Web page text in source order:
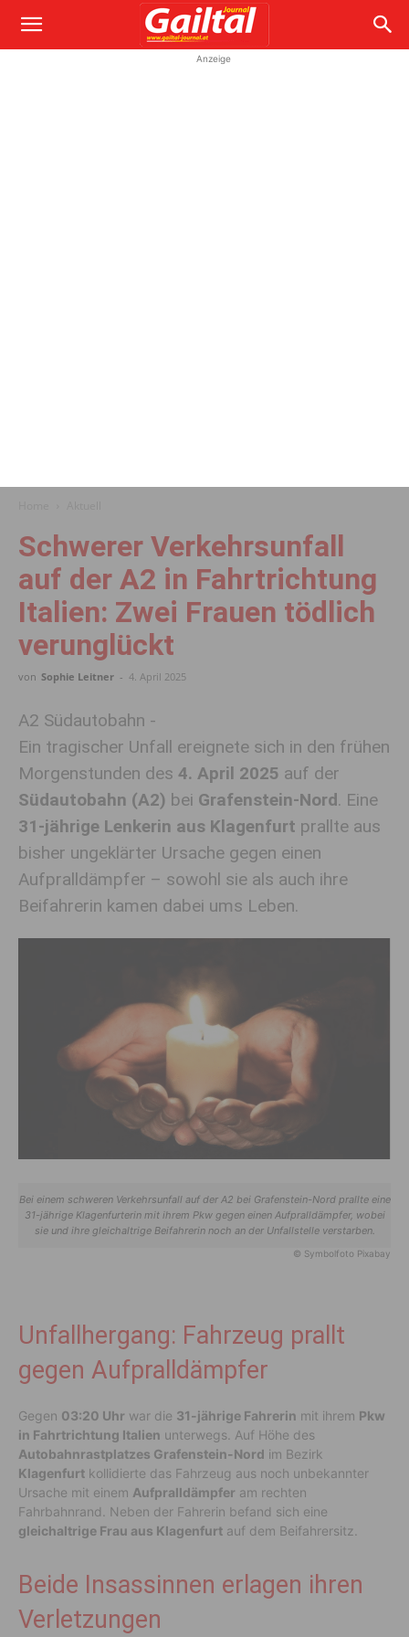
Anzeige
Schwerer Verkehrsunfall
auf der A2 in Fahrtrichtung
Italien: Zwei Frauen tödlich
verunglückt
von Sophie Leitner - 4. April 2025
A2 Südautobahn -
Ein tragischer Unfall ereignete sich in den frühen
Morgenstunden des 4. April 2025 auf der
Südautobahn (A2) bei Grafenstein-Nord. Eine
31-jährige Lenkerin aus Klagenfurt prallte aus
bisher ungeklärter Ursache gegen einen
Aufpralldämpfer – sowohl sie als auch ihre
Beifahrerin kamen dabei ums Leben.
Bei einem schweren Verkehrsunfall auf der A2 bei Grafenstein-Nord prallte eine
31-jährige Klagenfurterin mit ihrem Pkw gegen einen Aufpralldämpfer, wobei
sie und ihre gleichaltrige Beifahrerin noch an der Unfallstelle verstarben.
© Symbolfoto Pixabay
Unfallhergang: Fahrzeug prallt
gegen Aufpralldämpfer
Gegen 03:20 Uhr war die 31-jährige Fahrerin mit ihrem Pkw
in Fahrtrichtung Italien unterwegs. Auf Höhe des
Autobahnrastplatzes Grafenstein-Nord im Bezirk
Klagenfurt kollidierte das Fahrzeug aus noch unbekannter
Ursache mit einem Aufpralldämpfer am rechten
Fahrbahnrand. Neben der Fahrerin befand sich eine
gleichaltrige Frau aus Klagenfurt auf dem Beifahrersitz.
Beide Insassinnen erlagen ihren
Verletzungen